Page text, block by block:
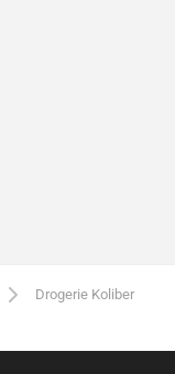
Drogerie Koliber